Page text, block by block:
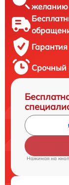
желанию
Срочный
Нажимая на